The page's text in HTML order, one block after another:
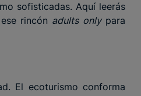
sofisticadas. Aquí leerás
rincón adults onlypara
El ecoturismo conforma